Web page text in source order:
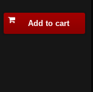
Add to cart